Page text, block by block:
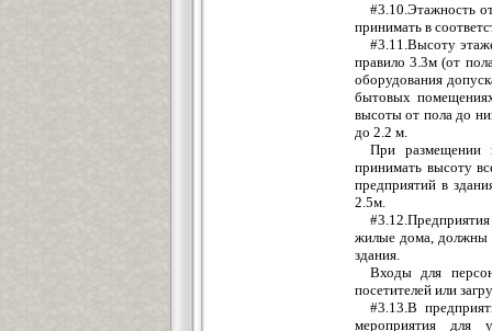
#3.10.Этажность
принимать в
#3.11.Высоту
правило 3.3м (от
оборудования
бытовых
высоты от пола до
до 2.2 м.
При размещении
принимать высоту
предприятий в
2.5м.
жилые дома, должны
здания.
Входы для
посетителей или
#3.13.В
мероприятия для